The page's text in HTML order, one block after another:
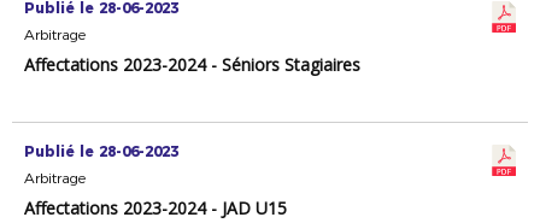
Publié le 28-06-2023
Arbitrage
Affectations 2023-2024 - Séniors Stagiaires
Publié le 28-06-2023
Arbitrage
Affectations 2023-2024 - JAD U15